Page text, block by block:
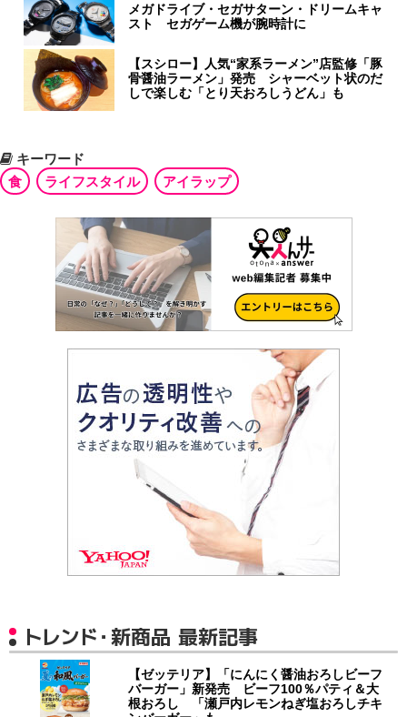
メガドライブ・セガサターン・ドリームキャ
スト セガゲーム機が腕時計に
【スシロー】人気“家系ラーメン”店監修「豚
骨醤油ラーメン」発売 シャーベット状のだ
しで楽しむ「とり天おろしうどん」も
キーワード
食
ライフスタイル アイラップ
トレンド・新商品 最新記事
【ゼッテリア】「にんにく醤油おろしビーフ
バーガー」新発売 ビーフ100％パティ＆大
根おろし 「瀬戸内レモンねぎ塩おろしチキ